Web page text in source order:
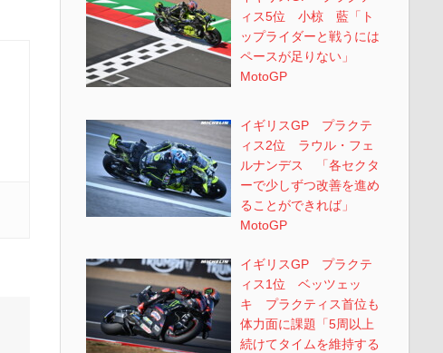
ィス5位 小椋 藍「ト
ップライダーと戦うには
ペースが足りない」
MotoGP
イギリスGP プラクテ
ィス2位 ラウル・フェ
ルナンデス 「各セクタ
ーで少しずつ改善を進め
ることができれば」
MotoGP
イギリスGP プラクテ
ィス1位 ベッツェッ
キ プラクティス首位も
体力面に課題「5周以上
続けてタイムを維持する